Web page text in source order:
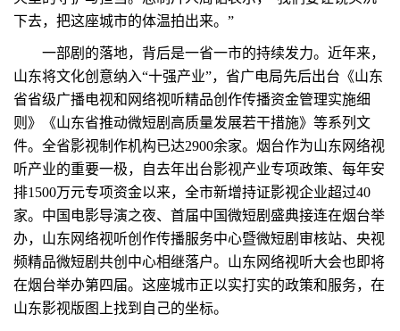
下去，把这座城市的体温拍出来。”
一部剧的落地，背后是一省一市的持续发力。近年来，
山东将文化创意纳入“十强产业”，省广电局先后出台《山东
省省级广播电视和网络视听精品创作传播资金管理实施细
则》《山东省推动微短剧高质量发展若干措施》等系列文
件。全省影视制作机构已达2900余家。烟台作为山东网络视
听产业的重要一极，自去年出台影视产业专项政策、每年安
排1500万元专项资金以来，全市新增持证影视企业超过40
家。中国电影导演之夜、首届中国微短剧盛典接连在烟台举
办，山东网络视听创作传播服务中心暨微短剧审核站、央视
频精品微短剧共创中心相继落户。山东网络视听大会也即将
在烟台举办第四届。这座城市正以实打实的政策和服务，在
山东影视版图上找到自己的坐标。